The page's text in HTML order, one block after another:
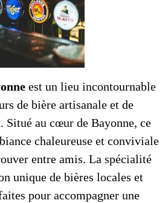
est un lieu incontournable
de bière artisanale et de
Situé au cœur de Bayonne, ce
chaleureuse et conviviale
entre amis. La spécialité
unique de bières locales et
pour accompagner une